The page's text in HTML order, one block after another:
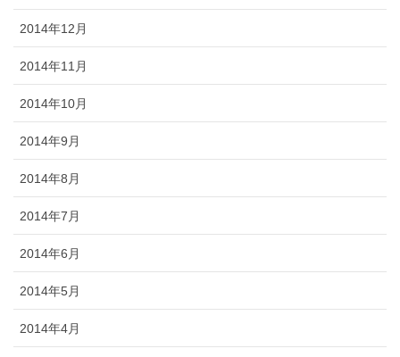
2014年12月
2014年11月
2014年10月
2014年9月
2014年8月
2014年7月
2014年6月
2014年5月
2014年4月